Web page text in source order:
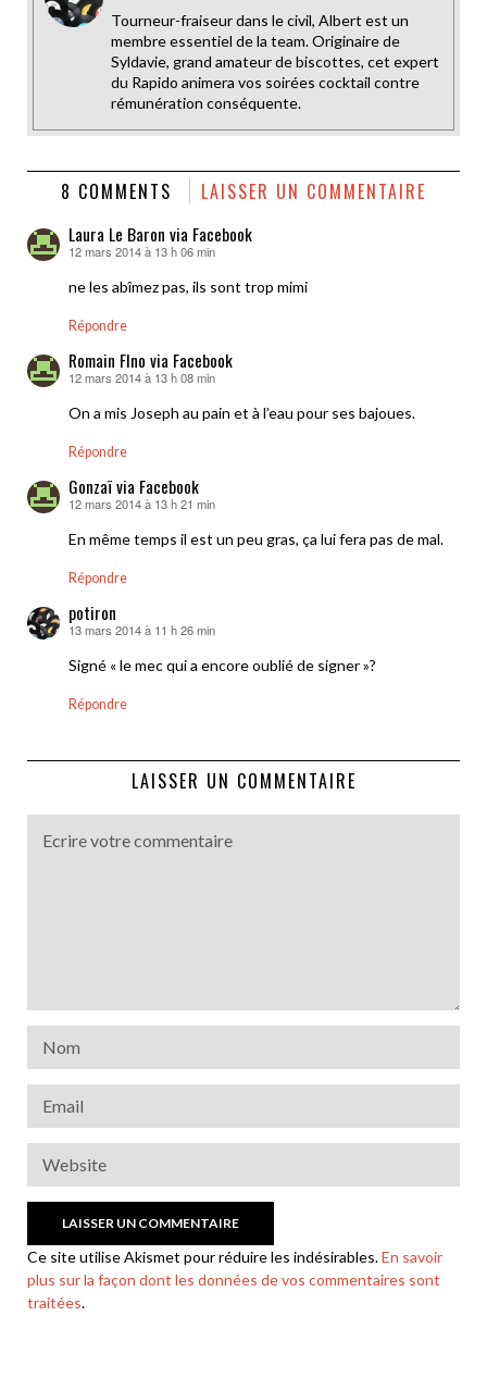
Tourneur-fraiseur dans le civil, Albert est un
membre essentiel de la team. Originaire de
Syldavie, grand amateur de biscottes, cet expert
du Rapido animera vos soirées cocktail contre
rémunération conséquente.
8 COMMENTS LAISSER UN COMMENTAIRE
Laura Le Baron via Facebook
dit :
12 mars 2014 à 13 h 06 min
ne les abîmez pas, ils sont trop mimi
Répondre
Romain Flno via Facebook
dit :
12 mars 2014 à 13 h 08 min
On a mis Joseph au pain et à l’eau pour ses bajoues.
Répondre
Gonzaï via Facebook
dit :
12 mars 2014 à 13 h 21 min
En même temps il est un peu gras, ça lui fera pas de mal.
Répondre
potiron
dit :
13 mars 2014 à 11 h 26 min
Signé « le mec qui a encore oublié de signer »?
Répondre
LAISSER UN COMMENTAIRE
Ce site utilise Akismet pour réduire les indésirables.En savoir
plus sur la façon dont les données de vos commentaires sont
traitées.